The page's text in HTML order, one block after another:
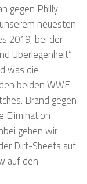
gegen Philly
neuesten
2019, bei der
Überlegenheit“.
was die
beiden WWE
Brand gegen
Elimination
gehen wir
Dirt-Sheets auf
auf den